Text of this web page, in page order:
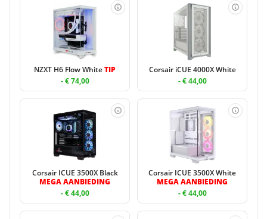
NZXT H6 Flow WhiteTIP
- € 74,00
Corsair iCUE 4000X White
- € 44,00
Corsair ICUE 3500X Black
MEGA AANBIEDING
- € 44,00
Corsair ICUE 3500X White
MEGA AANBIEDING
- € 44,00